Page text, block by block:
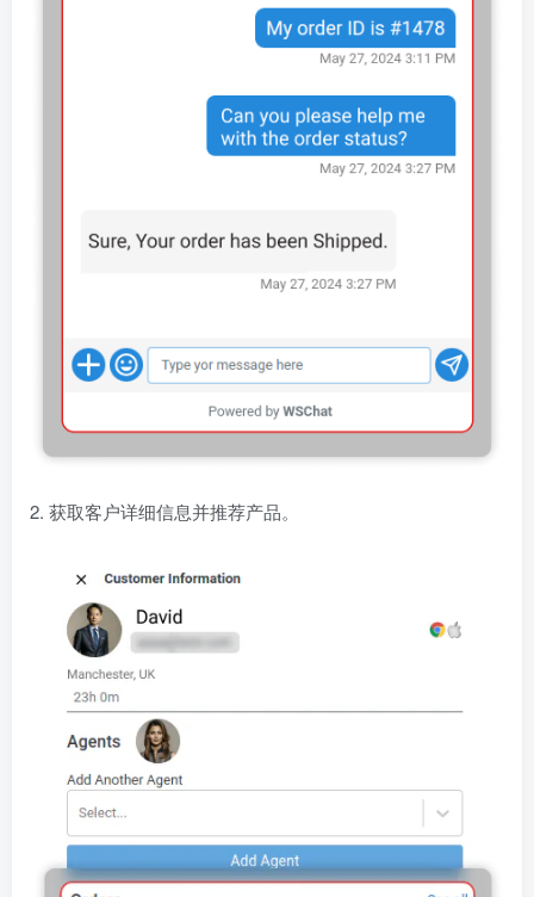
2. 获取客户详细信息并推荐产品。